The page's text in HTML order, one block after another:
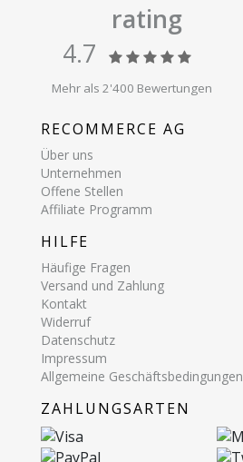
rating
4.7
Mehr als 2'400 Bewertungen
RECOMMERCE AG
Über uns
Unternehmen
Offene Stellen
Affiliate Programm
HILFE
Häufige Fragen
Versand und Zahlung
Kontakt
Widerruf
Datenschutz
Impressum
Allgemeine Geschäftsbedingungen
ZAHLUNGSARTEN